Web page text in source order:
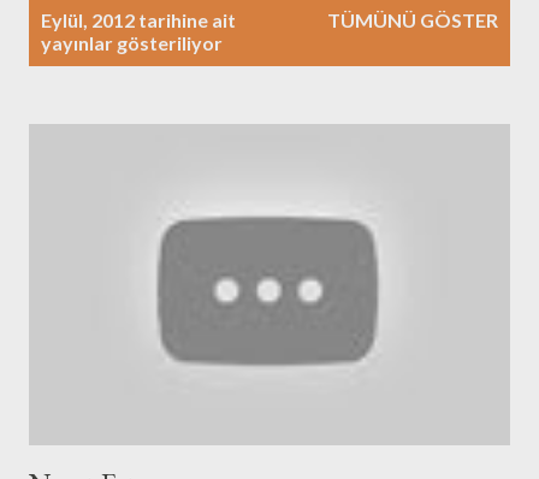
Eylül, 2012 tarihine ait
yayınlar gösteriliyor
TÜMÜNÜ GÖSTER